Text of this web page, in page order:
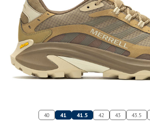
40 41 41.5 42 43 43.5